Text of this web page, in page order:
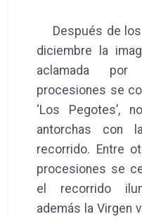
Después de los
diciembre la
aclamada
procesiones se
‘Los Pegotes’,
antorchas con
recorrido. Entre
procesiones se
el recorrido
además la Virgen